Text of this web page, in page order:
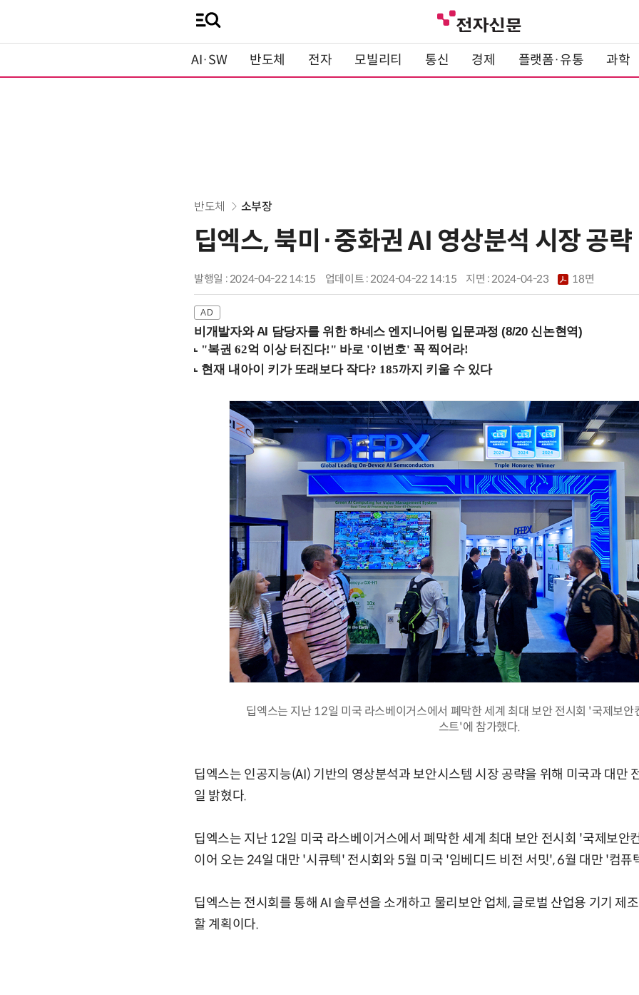
AI·SW 반도체 전자 모빌리티 통신 경제 플랫폼·유통 과학
반도체 소부장
딥엑스, 북미·중화권 AI 영상분석 시장 공략
발행일 : 2024-04-22 14:15 업데이트 : 2024-04-22 14:15 지면 :2024-04-23 18면
비개발자와 AI 담당자를 위한 하네스 엔지니어링 입문과정 (8/20 신논현역)
딥엑스는 지난 12일 미국 라스베이거스에서 폐막한 세계 최대 보안 전시회 '국제보안
스트'에 참가했다.
딥엑스는 인공지능(AI) 기반의 영상분석과 보안시스템 시장 공략을 위해 미국과 대만
일 밝혔다.
딥엑스는 지난 12일 미국 라스베이거스에서 폐막한 세계 최대 보안 전시회 '국제보안
이어 오는 24일 대만 '시큐텍' 전시회와 5월 미국 '임베디드 비전 서밋', 6월 대만 '컴퓨
딥엑스는 전시회를 통해 AI 솔루션을 소개하고 물리보안 업체, 글로벌 산업용 기기 제
할 계획이다.